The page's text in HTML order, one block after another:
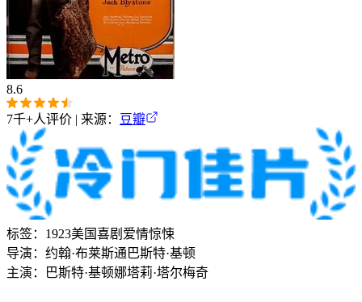
8.6
7千+人评价 | 来源： 豆瓣
标签： 1923美国喜剧 爱情惊悚
导演： 约翰·布莱斯通 巴斯特·基顿
主演：
巴斯特·基顿娜塔莉·塔尔梅奇